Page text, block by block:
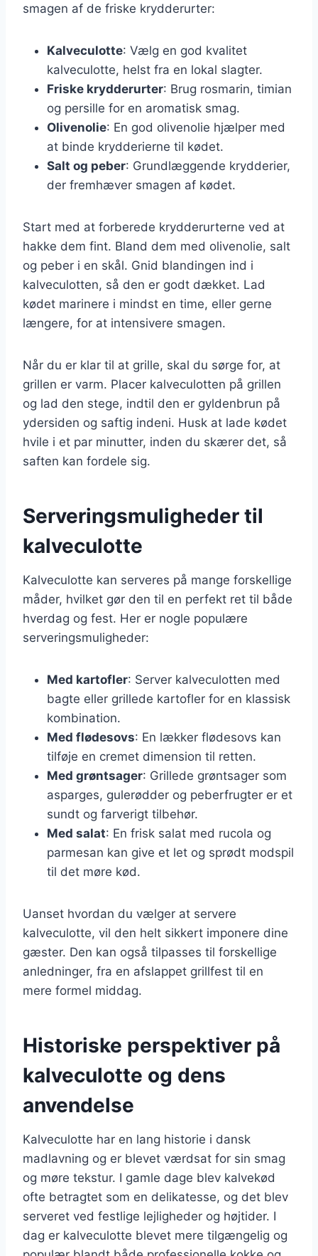
smagen af de friske krydderurter:
Kalveculotte: Vælg en god kvalitet
kalveculotte, helst fra en lokal slagter.
Friske krydderurter: Brug rosmarin, timian
og persille for en aromatisk smag.
Olivenolie: En god olivenolie hjælper med
at binde krydderierne til kødet.
Salt og peber: Grundlæggende krydderier,
der fremhæver smagen af kødet.
Start med at forberede krydderurterne ved at
hakke dem fint. Bland dem med olivenolie, salt
og peber i en skål. Gnid blandingen ind i
kalveculotten, så den er godt dækket. Lad
kødet marinere i mindst en time, eller gerne
længere, for at intensivere smagen.
Når du er klar til at grille, skal du sørge for, at
grillen er varm. Placer kalveculotten på grillen
og lad den stege, indtil den er gyldenbrun på
ydersiden og saftig indeni. Husk at lade kødet
hvile i et par minutter, inden du skærer det, så
saften kan fordele sig.
Serveringsmuligheder til
kalveculotte
Kalveculotte kan serveres på mange forskellige
måder, hvilket gør den til en perfekt ret til både
hverdag og fest. Her er nogle populære
serveringsmuligheder:
Med kartofler: Server kalveculotten med
bagte eller grillede kartofler for en klassisk
kombination.
Med flødesovs: En lækker flødesovs kan
tilføje en cremet dimension til retten.
Med grøntsager: Grillede grøntsager som
asparges, gulerødder og peberfrugter er et
sundt og farverigt tilbehør.
Med salat: En frisk salat med rucola og
parmesan kan give et let og sprødt modspil
til det møre kød.
Uanset hvordan du vælger at servere
kalveculotte, vil den helt sikkert imponere dine
gæster. Den kan også tilpasses til forskellige
anledninger, fra en afslappet grillfest til en
mere formel middag.
Historiske perspektiver på
kalveculotte og dens
anvendelse
Kalveculotte har en lang historie i dansk
madlavning og er blevet værdsat for sin smag
og møre tekstur. I gamle dage blev kalvekød
ofte betragtet som en delikatesse, og det blev
serveret ved festlige lejligheder og højtider. I
dag er kalveculotte blevet mere tilgængelig og